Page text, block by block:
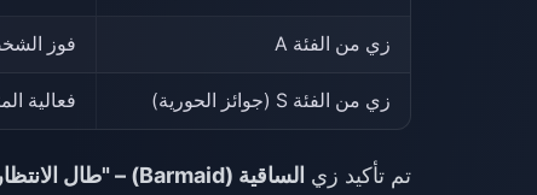
زي من الفئة A فوز
زي من الفئة S (جوائز الحورية) فعالية
تم تأكيد زي الساقية (Barmaid) – "طال الانتظار في المعرض" (So Long at the Fair)